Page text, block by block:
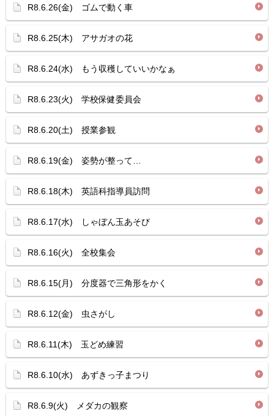
R8.6.26(金) ゴムで動く車
R8.6.25(木) アサガオの花
R8.6.24(水) もう収穫していいかなぁ
R8.6.23(火) 学校保健委員会
R8.6.20(土) 授業参観
R8.6.19(金) 姿勢が整って…
R8.6.18(木) 英語科指導員訪問
R8.6.17(水) しゃぼん玉あそび
R8.6.16(火) 全校集会
R8.6.15(月) 分度器で三角形をかく
R8.6.12(金) 虫さがし
R8.6.11(木) 玉どめ練習
R8.6.10(水) あずきっ子まつり
R8.6.9(火) メダカの観察